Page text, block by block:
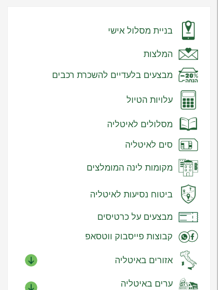
בניית מסלול אישי
המלצות
מבצעים בלעדיים להשכרת רכבים
עלויות הטיול
מסלולים לאיטליה
סים לאיטליה
מקומות לינה המומלצים
ביטוח נסיעות לאיטליה
מבצעים על כרטיסים
קבוצות פייסבוק ווטסאפ
אזורים באיטליה
ערים באיטליה